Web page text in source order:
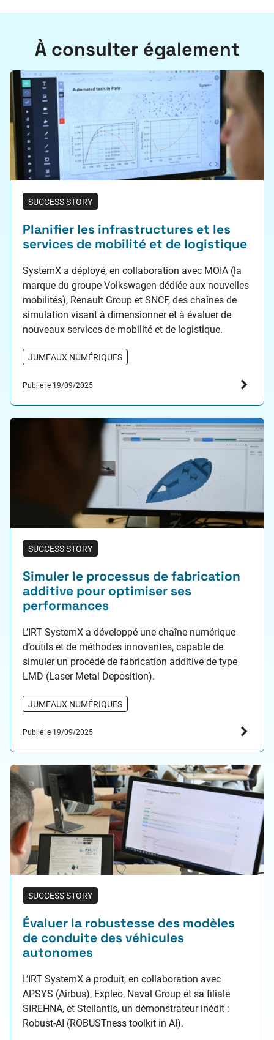
À consulter également
SUCCESS STORY
Planifier les infrastructures et les
services de mobilité et de logistique
SystemX a déployé, en collaboration avec MOIA (la
marque du groupe Volkswagen dédiée aux nouvelles
mobilités), Renault Group et SNCF, des chaînes de
simulation visant à dimensionner et à évaluer de
nouveaux services de mobilité et de logistique.
JUMEAUX NUMÉRIQUES
Publié le 19/09/2025
SUCCESS STORY
Simuler le processus de fabrication
additive pour optimiser ses
performances
L’IRT SystemX a développé une chaîne numérique
d’outils et de méthodes innovantes, capable de
simuler un procédé de fabrication additive de type
LMD (Laser Metal Deposition).
JUMEAUX NUMÉRIQUES
Publié le 19/09/2025
SUCCESS STORY
Évaluer la robustesse des modèles
de conduite des véhicules
autonomes
L’IRT SystemX a produit, en collaboration avec
APSYS (Airbus), Expleo, Naval Group et sa filiale
SIREHNA, et Stellantis, un démonstrateur inédit :
Robust-AI (ROBUSTness toolkit in AI).